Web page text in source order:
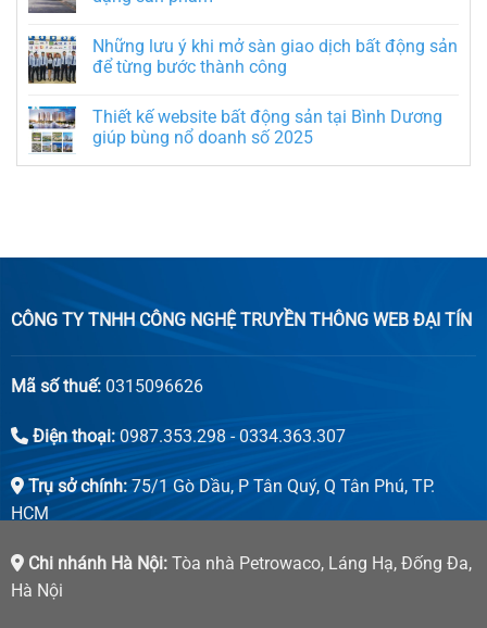
Những lưu ý khi mở sàn giao dịch bất động sản
để từng bước thành công
Thiết kế website bất động sản tại Bình Dương
giúp bùng nổ doanh số 2025
CÔNG TY TNHH CÔNG NGHỆ TRUYỀN THÔNG WEB ĐẠI TÍN
Mã số thuế:0315096626
Điện thoại:0987.353.298 - 0334.363.307
Trụ sở chính:75/1 Gò Dầu, P Tân Quý, Q Tân Phú, TP.
HCM
Chi nhánh Hà Nội:Tòa nhà Petrowaco, Láng Hạ, Đống Đa,
Hà Nội